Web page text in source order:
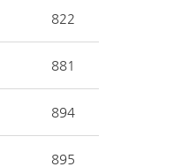
822
881
894
895